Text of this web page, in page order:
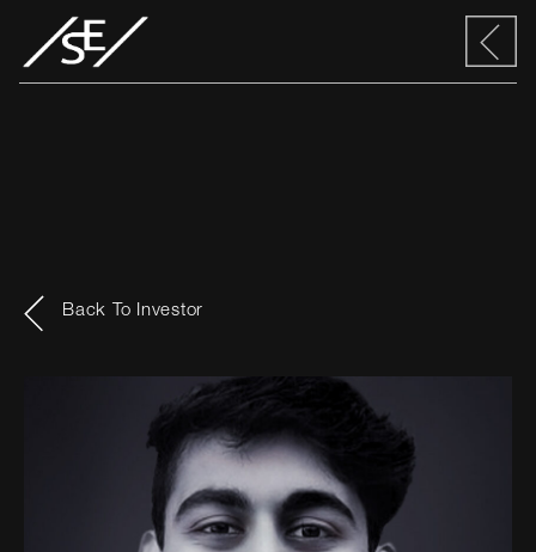
Back To Investor